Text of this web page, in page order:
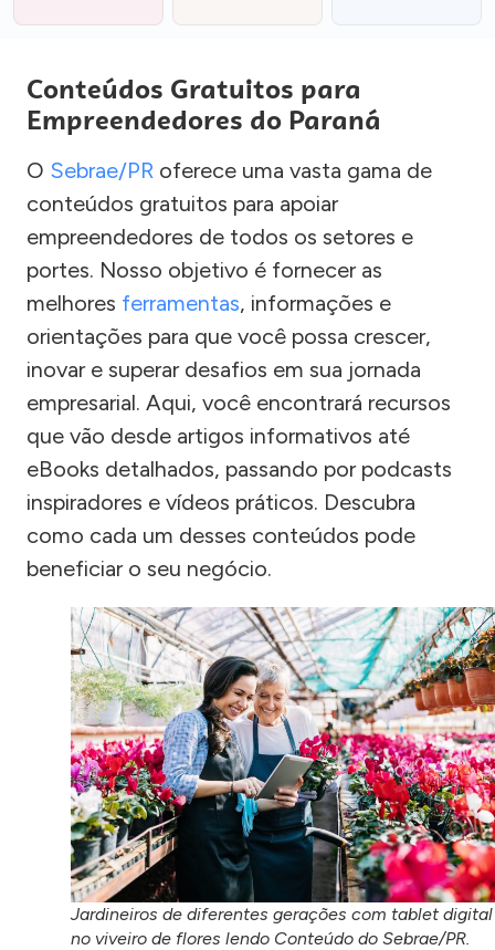
Conteúdos Gratuitos para
Empreendedores do Paraná
O Sebrae/PR oferece uma vasta gama de
conteúdos gratuitos para apoiar
empreendedores de todos os setores e
portes. Nosso objetivo é fornecer as
melhores ferramentas, informações e
orientações para que você possa crescer,
inovar e superar desafios em sua jornada
empresarial. Aqui, você encontrará recursos
que vão desde artigos informativos até
eBooks detalhados, passando por podcasts
inspiradores e vídeos práticos. Descubra
como cada um desses conteúdos pode
beneficiar o seu negócio.
Jardineiros de diferentes gerações com tablet digital
no viveiro de flores lendo Conteúdo do Sebrae/PR.